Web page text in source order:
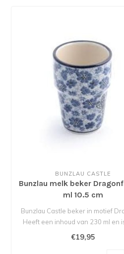
BUNZLAU CASTLE
Bunzlau melk beker
ml 10.5 cm
Bunzlau Castle beker in motief
Heeft een inhoud van 230 ml en
€19,95